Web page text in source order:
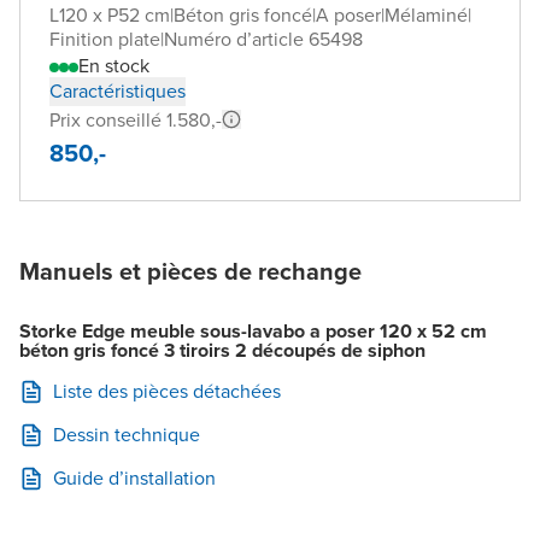
L120 x P52 cm|Béton gris foncé|A poser|Mélaminé|
Finition plate|Numéro d’article 65498
En stock
Caractéristiques
Prix conseillé 1.580,-
850,-
Manuels et pièces de rechange
Storke Edge meuble sous-lavabo a poser 120 x 52 cm
béton gris foncé 3 tiroirs 2 découpés de siphon
Liste des pièces détachées
Dessin technique
Guide d’installation